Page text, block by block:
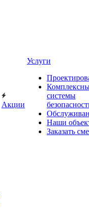
Акции
Услуги
системы
Наши
Заказать